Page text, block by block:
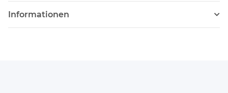
Informationen